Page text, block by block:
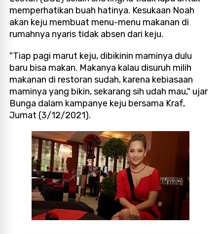
memperhatikan buah hatinya. Kesukaan Noah
akan keju membuat menu-menu makanan di
rumahnya nyaris tidak absen dari keju.
"Tiap pagi marut keju, dibikinin maminya dulu
baru bisa makan. Makanya kalau disuruh milih
makanan di restoran sudah, karena kebiasaan
maminya yang bikin, sekarang sih udah mau," ujar
Bunga dalam kampanye keju bersama Kraf,
Jumat (3/12/2021).